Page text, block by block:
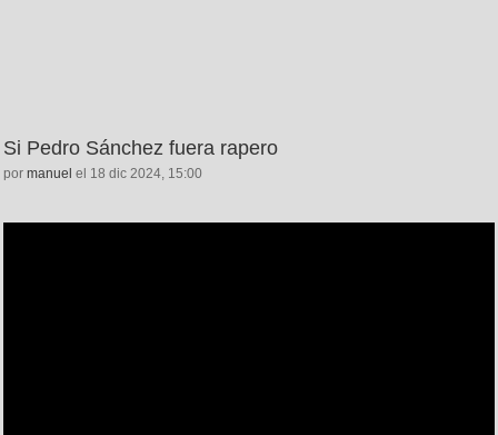
Si Pedro Sánchez fuera rapero
por manuel el 18 dic 2024, 15:00